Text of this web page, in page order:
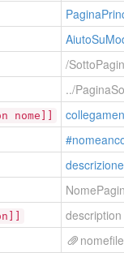
/
../
nome]]
descrizione
description